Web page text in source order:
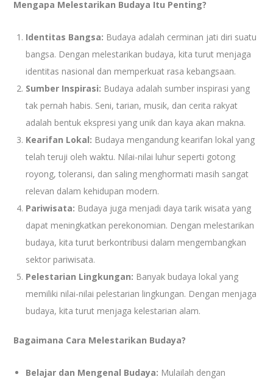
Mengapa Melestarikan Budaya Itu Penting?
Identitas Bangsa: Budaya adalah cerminan jati diri suatu
bangsa. Dengan melestarikan budaya, kita turut menjaga
identitas nasional dan memperkuat rasa kebangsaan.
Sumber Inspirasi: Budaya adalah sumber inspirasi yang
tak pernah habis. Seni, tarian, musik, dan cerita rakyat
adalah bentuk ekspresi yang unik dan kaya akan makna.
Kearifan Lokal: Budaya mengandung kearifan lokal yang
telah teruji oleh waktu. Nilai-nilai luhur seperti gotong
royong, toleransi, dan saling menghormati masih sangat
relevan dalam kehidupan modern.
Pariwisata: Budaya juga menjadi daya tarik wisata yang
dapat meningkatkan perekonomian. Dengan melestarikan
budaya, kita turut berkontribusi dalam mengembangkan
sektor pariwisata.
Pelestarian Lingkungan: Banyak budaya lokal yang
memiliki nilai-nilai pelestarian lingkungan. Dengan menjaga
budaya, kita turut menjaga kelestarian alam.
Bagaimana Cara Melestarikan Budaya?
Belajar dan Mengenal Budaya: Mulailah dengan